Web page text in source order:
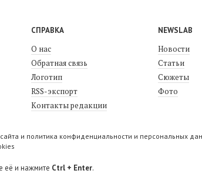
СПРАВКА
О нас
Обратная связь
Логотип
RSS-экспорт
Контакты редакции
NEWSLAB
Новости
Статьи
Сюжеты
Фото
и политика конфиденциальности и персональных
её и нажмите Ctrl + Enter.